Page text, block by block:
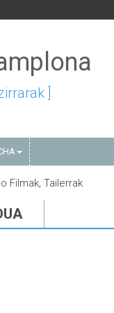
]
Filmak, Tailerrak